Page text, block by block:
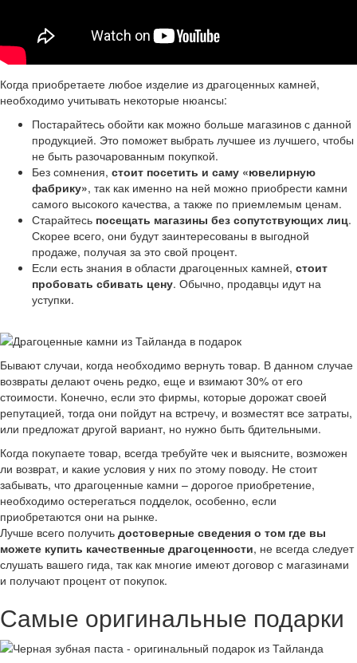
Когда приобретаете любое изделие из драгоценных камней,
необходимо учитывать некоторые нюансы:
Постарайтесь обойти как можно больше магазинов с данной
продукцией. Это поможет выбрать лучшее из лучшего, чтобы
не быть разочарованным покупкой.
Без сомнения, стоит посетить и саму «ювелирную
фабрику», так как именно на ней можно приобрести камни
самого высокого качества, а также по приемлемым ценам.
Старайтесь посещать магазины без сопутствующих лиц.
Скорее всего, они будут заинтересованы в выгодной
продаже, получая за это свой процент.
Если есть знания в области драгоценных камней, стоит
пробовать сбивать цену. Обычно, продавцы идут на
уступки.
Бывают случаи, когда необходимо вернуть товар. В данном случае
возвраты делают очень редко, еще и взимают 30% от его
стоимости. Конечно, если это фирмы, которые дорожат своей
репутацией, тогда они пойдут на встречу, и возместят все затраты,
или предложат другой вариант, но нужно быть бдительными.
Когда покупаете товар, всегда требуйте чек и выясните, возможен
ли возврат, и какие условия у них по этому поводу. Не стоит
забывать, что драгоценные камни – дорогое приобретение,
необходимо остерегаться подделок, особенно, если
приобретаются они на рынке.
Лучше всего получить достоверные сведения о том где вы
можете купить качественные драгоценности, не всегда следует
слушать вашего гида, так как многие имеют договор с магазинами
и получают процент от покупок.
Самые оригинальные подарки